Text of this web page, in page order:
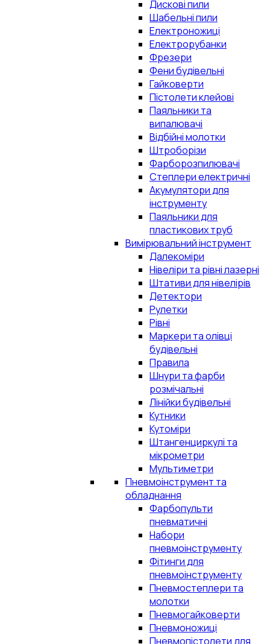
Дискові пили
Шабельні пили
Електроножиці
Електрорубанки
Фрезери
Фени будівельні
Гайковерти
Пістолети клейові
Паяльники та
випалювачі
Відбійні молотки
Штроборізи
Фарборозпилювачі
Степлери електричні
Акумулятори для
інструменту
Паяльники для
пластикових труб
Вимірювальний інструмент
Далекоміри
Нівеліри та рівні лазерні
Штативи для нівелірів
Детектори
Рулетки
Рівні
Маркери та олівці
будівельні
Правила
Шнури та фарби
розмічальні
Лінійки будівельні
Кутники
Кутоміри
Штангенциркулі та
мікрометри
Мультиметри
Пневмоінструмент та
обладнання
Фарбопульти
пневматичні
Набори
пневмоінструменту
Фітинги для
пневмоінструменту
Пневмостеплери та
молотки
Пневмогайковерти
Пневмоножиці
Пневмопістолети для